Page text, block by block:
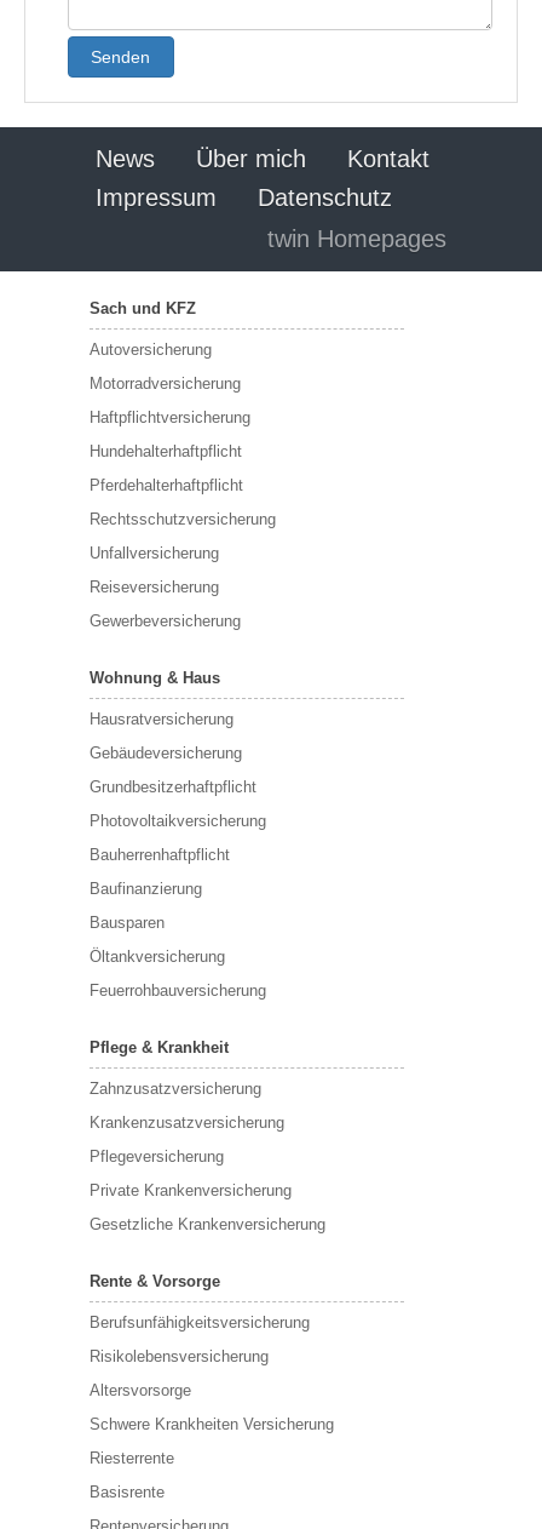
Senden
News Über mich
Kontakt
Impressum
Datenschutz
twin Homepages
Sach und KFZ
Autoversicherung
Motorradversicherung
Haftpflichtversicherung
Hundehalterhaftpflicht
Pferdehalterhaftpflicht
Rechtsschutzversicherung
Unfallversicherung
Reiseversicherung
Gewerbeversicherung
Wohnung & Haus
Hausratversicherung
Gebäudeversicherung
Grundbesitzerhaftpflicht
Photovoltaikversicherung
Bauherrenhaftpflicht
Baufinanzierung
Bausparen
Öltankversicherung
Feuerrohbauversicherung
Pflege & Krankheit
Zahnzusatzversicherung
Krankenzusatzversicherung
Pflegeversicherung
Private Krankenversicherung
Gesetzliche Krankenversicherung
Rente & Vorsorge
Berufs­unfähigkeitsversicherung
Risikolebensversicherung
Altersvorsorge
Schwere Krankheiten Versicherung
Riesterrente
Basisrente